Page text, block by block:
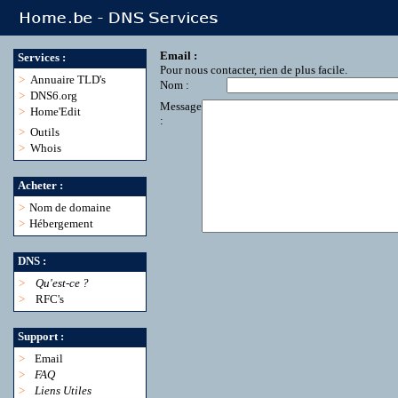
Services :
> Annuaire TLD's
> DNS6.org
> Home'Edit
> Outils
> Whois
Acheter :
> Nom de domaine
> Hébergement
DNS :
>
Qu'est-ce ?
>
RFC's
Support :
>
Email
>
FAQ
>
Liens Utiles
Email :
Pour nous contacter, rien de plus facile.
Nom :
Message
: